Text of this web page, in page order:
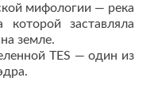
мифологии — река
заставляла
земле.
TES — один из